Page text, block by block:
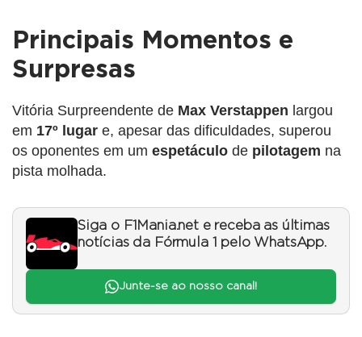
Principais Momentos e
Surpresas
Vitória Surpreendente de Max Verstappen largou
em 17º lugar e, apesar das dificuldades, superou
os oponentes em um espetáculo de pilotagem na
pista molhada.
Siga o F1Mania.net e receba as últimas
notícias da Fórmula 1 pelo WhatsApp.
Junte-se ao nosso canal!